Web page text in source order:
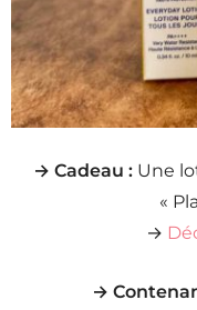
→ Cadeau : Une
«
→
→